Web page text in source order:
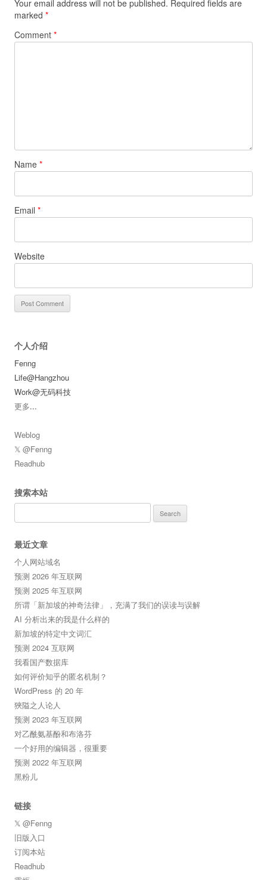
Your email address will not be published. Required fields are
marked *
Comment *
Name *
Email *
Website
个人介绍
Fenng
Life@Hangzhou
Work@无码科技
更多...
Weblog
𝕏 @Fenng
Readhub
搜索本站
for:
最近文章
个人网站域名
预测 2026 年互联网
预测 2025 年互联网
所谓「新加坡的神奇法律」，充满了我们的误读与误解
AI 分析出来的我是什么样的
新加坡的特定中文词汇
预测 2024 互联网
我看国产数据库
如何评价知乎的匿名机制？
WordPress 的 20 年
狹隘之人论人
预测 2023 年互联网
对乙酰氨基酚和布洛芬
一个好用的编辑器，很重要
预测 2022 年互联网
黑粉儿
链接
𝕏 @Fenng
旧版入口
订阅本站
Readhub